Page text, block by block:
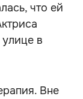
что ей
улице в
Вне